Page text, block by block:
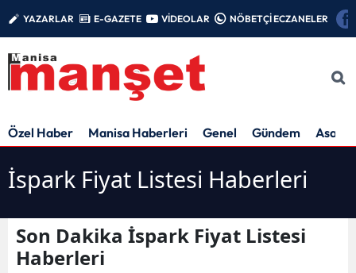
YAZARLAR E-GAZETE VİDEOLAR NÖBETÇİ ECZANELER
Özel Haber Manisa Haberleri Genel Gündem Asayiş
İspark Fiyat Listesi Haberleri
Son Dakika İspark Fiyat Listesi
Haberleri